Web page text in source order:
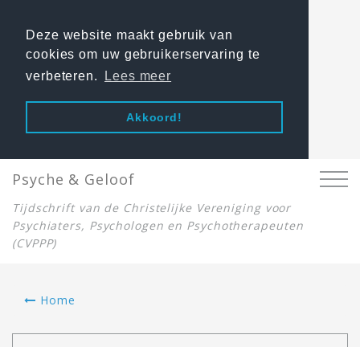
Deze website maakt gebruik van
cookies om uw gebruikerservaring te
verbeteren.
Lees meer
Akkoord!
Psyche & Geloof
Tijdschrift van de Christelijke Vereniging voor
Psychiaters, Psychologen en Psychotherapeuten
(CVPPP)
Home